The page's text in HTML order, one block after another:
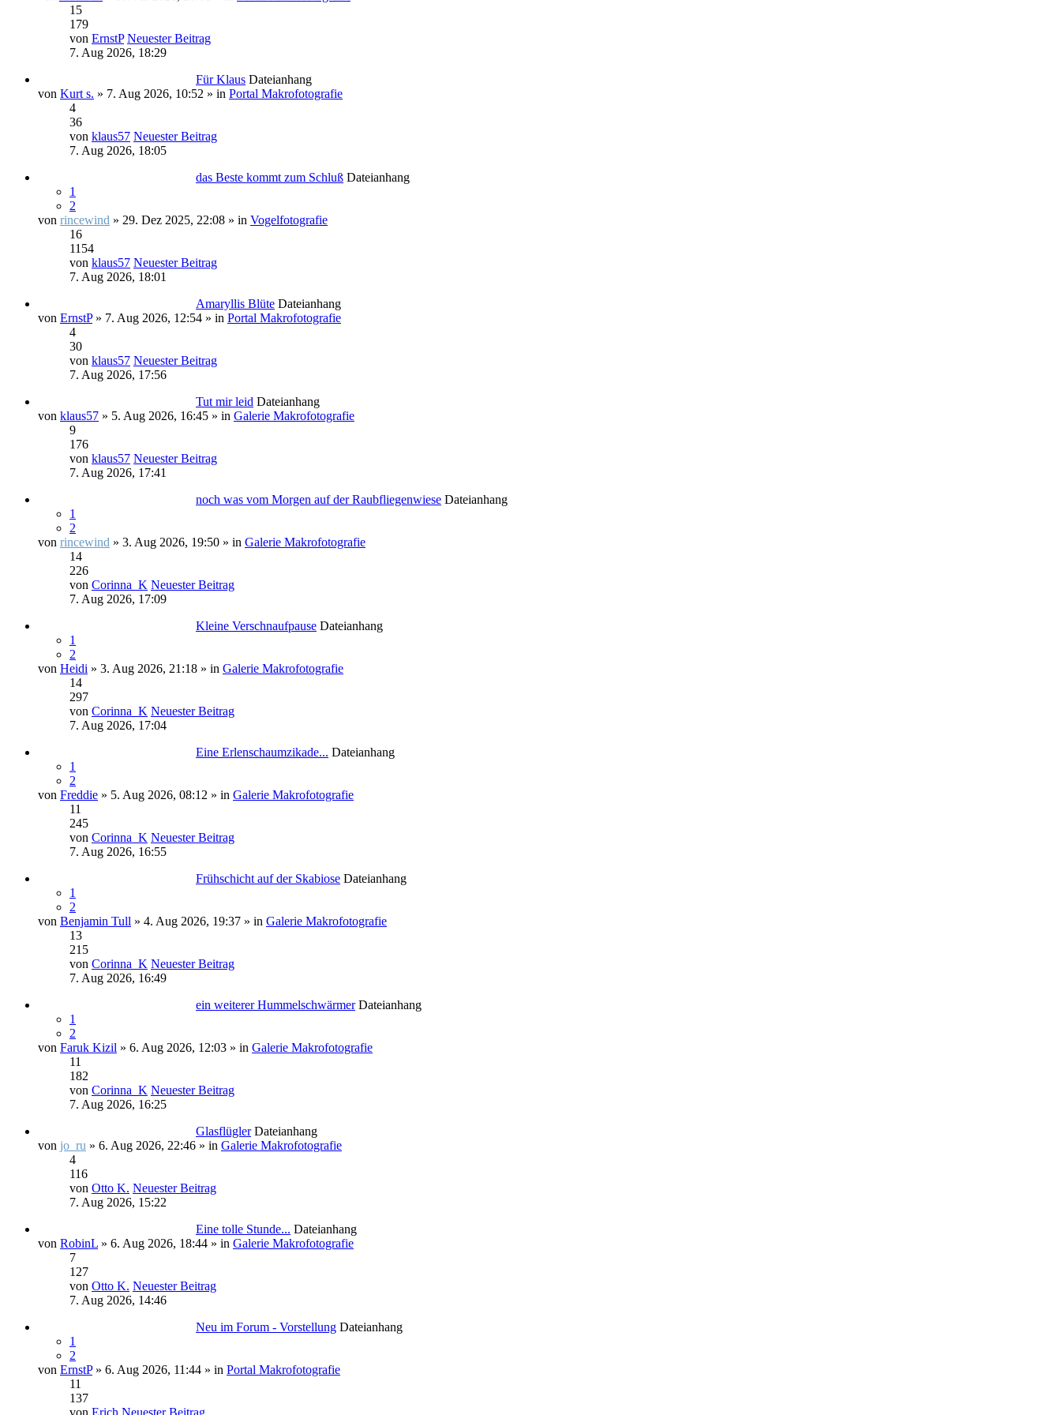
15
179
von ErnstP Neuester Beitrag
7. Aug 2026, 18:29
Für Klaus Dateianhang
von Kurt s. » 7. Aug 2026, 10:52 » in Portal Makrofotografie
4
36
von klaus57 Neuester Beitrag
7. Aug 2026, 18:05
das Beste kommt zum Schluß Dateianhang
1
2
von rincewind » 29. Dez 2025, 22:08 » in Vogelfotografie
16
1154
von klaus57 Neuester Beitrag
7. Aug 2026, 18:01
Amaryllis Blüte Dateianhang
von ErnstP» 7. Aug 2026, 12:54 » in Portal Makrofotografie
4
30
von klaus57 Neuester Beitrag
7. Aug 2026, 17:56
Tut mir leid Dateianhang
von klaus57 » 5. Aug 2026, 16:45 » in Galerie Makrofotografie
9
176
von klaus57 Neuester Beitrag
7. Aug 2026, 17:41
noch was vom Morgen auf der Raubfliegenwiese Dateianhang
1
2
von rincewind » 3. Aug 2026, 19:50 » in Galerie Makrofotografie
14
226
von Corinna_K Neuester Beitrag
7. Aug 2026, 17:09
Kleine Verschnaufpause Dateianhang
1
2
von Heidi » 3. Aug 2026, 21:18 » in Galerie Makrofotografie
14
297
von Corinna_K Neuester Beitrag
7. Aug 2026, 17:04
Eine Erlenschaumzikade... Dateianhang
1
2
von Freddie » 5. Aug 2026, 08:12 » in Galerie Makrofotografie
11
245
von Corinna_K Neuester Beitrag
7. Aug 2026, 16:55
Frühschicht auf der Skabiose Dateianhang
1
2
von Benjamin Tull » 4. Aug 2026, 19:37 » in Galerie Makrofotografie
13
215
von Corinna_K Neuester Beitrag
7. Aug 2026, 16:49
ein weiterer Hummelschwärmer Dateianhang
1
2
von Faruk Kizil » 6. Aug 2026, 12:03 » in Galerie Makrofotografie
11
182
von Corinna_K Neuester Beitrag
7. Aug 2026, 16:25
Glasflügler Dateianhang
von jo_ru » 6. Aug 2026, 22:46 » in Galerie Makrofotografie
4
116
von Otto K. Neuester Beitrag
7. Aug 2026, 15:22
Eine tolle Stunde... Dateianhang
von RobinL » 6. Aug 2026, 18:44 » in Galerie Makrofotografie
7
127
von Otto K. Neuester Beitrag
7. Aug 2026, 14:46
Neu im Forum - Vorstellung Dateianhang
1
2
von ErnstP» 6. Aug 2026, 11:44 » in Portal Makrofotografie
11
137
von Erich Neuester Beitrag